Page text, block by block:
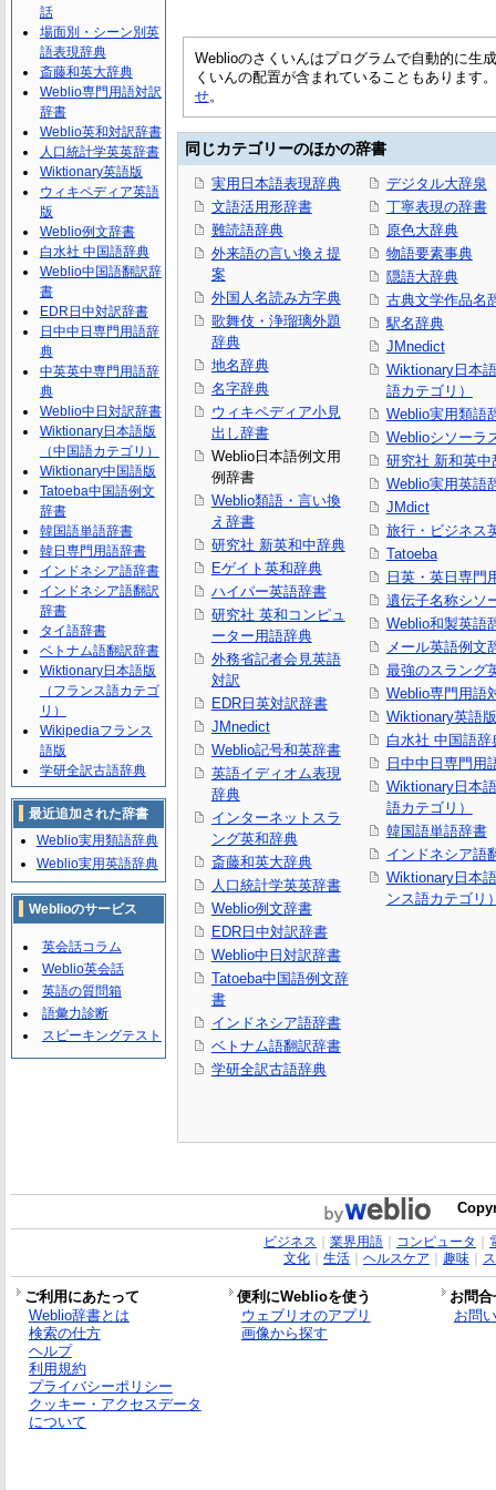
Weblioのさくいんはプログラムで自動的に生
くいんの配置が含まれていることもあります
せ。
同じカテゴリーのほかの辞書
実用日本語表現辞典
文語活用形辞書
難読語辞典
外来語の言い換え提
案
外国人名読み方字典
歌舞伎・浄瑠璃外題
辞典
地名辞典
名字辞典
ウィキペディア小見
出し辞書
Weblio日本語例文用
例辞書
Weblio類語・言い換
え辞書
研究社 新英和中辞典
Eゲイト英和辞典
ハイパー英語辞書
研究社 英和コンピュ
ーター用語辞典
外務省記者会見英語
対訳
EDR日英対訳辞書
JMnedict
Weblio記号和英辞書
英語イディオム表現
辞典
インターネットスラ
ング英和辞典
斎藤和英大辞典
人口統計学英英辞書
Weblio例文辞書
EDR日中対訳辞書
Weblio中日対訳辞書
Tatoeba中国語例文辞
書
インドネシア語辞書
ベトナム語翻訳辞書
学研全訳古語辞典
デジタル大辞泉
丁寧表現の辞書
原色大辞典
物語要素事典
隠語大辞典
古典文学作品名
駅名辞典
JMnedict
Wiktionary日本
語カテゴリ）
Weblio実用類語
Weblioシソーラ
研究社 新和英中
Weblio実用英語
JMdict
旅行・ビジネス
Tatoeba
日英・英日専門
遺伝子名称シソ
Weblio和製英語
メール英語例文
最強のスラング
Weblio専門用語
Wiktionary英語版
白水社 中国語辞
日中中日専門用
Wiktionary日本
語カテゴリ）
韓国語単語辞書
インドネシア語
Wiktionary日本
ンス語カテゴリ
話
場面別・シーン別英
語表現辞典
斎藤和英大辞典
Weblio専門用語対訳
辞書
Weblio英和対訳辞書
人口統計学英英辞書
Wiktionary英語版
ウィキペディア英語
版
Weblio例文辞書
白水社 中国語辞典
Weblio中国語翻訳辞
書
EDR日中対訳辞書
日中中日専門用語辞
典
中英英中専門用語辞
典
Weblio中日対訳辞書
Wiktionary日本語版
（中国語カテゴリ）
Wiktionary中国語版
Tatoeba中国語例文
辞書
韓国語単語辞書
韓日専門用語辞書
インドネシア語辞書
インドネシア語翻訳
辞書
タイ語辞書
ベトナム語翻訳辞書
Wiktionary日本語版
（フランス語カテゴ
リ）
Wikipediaフランス
語版
学研全訳古語辞典
最近追加された辞書
Weblio実用類語辞典
Weblio実用英語辞典
Weblioのサービス
英会話コラム
Weblio英会話
英語の質問箱
語彙力診断
スピーキングテスト
ビジネス 業界用語｜ コンピュータ
文化｜ 生活｜ ヘルスケア 趣味｜
ご利用にあたって 便利にWeblioを使う
お問
Weblio辞書とは
検索の仕方
ヘルプ
利用規約
プライバシーポリシー
クッキー・アクセスデータ
について
ウェブリオのアプリ
画像から探す
お問